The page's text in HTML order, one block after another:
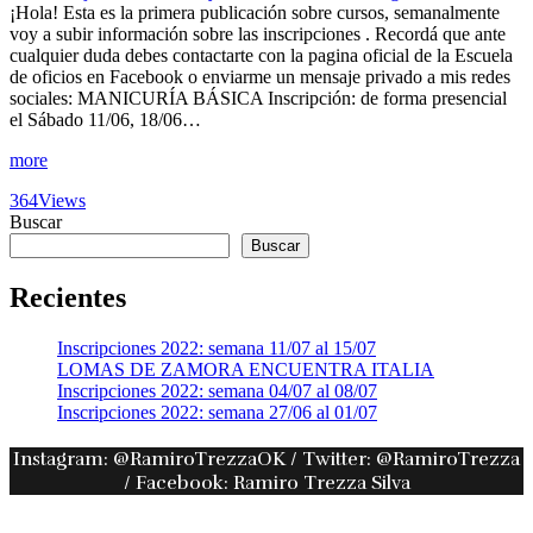
¡Hola! Esta es la primera publicación sobre cursos, semanalmente
voy a subir información sobre las inscripciones . Recordá que ante
cualquier duda debes contactarte con la pagina oficial de la Escuela
de oficios en Facebook o enviarme un mensaje privado a mis redes
sociales: MANICURÍA BÁSICA Inscripción: de forma presencial
el Sábado 11/06, 18/06…
more
364Views
Buscar
Buscar
Recientes
Inscripciones 2022: semana 11/07 al 15/07
LOMAS DE ZAMORA ENCUENTRA ITALIA
Inscripciones 2022: semana 04/07 al 08/07
Inscripciones 2022: semana 27/06 al 01/07
Instagram: @RamiroTrezzaOK / Twitter: @RamiroTrezza
/ Facebook: Ramiro Trezza Silva